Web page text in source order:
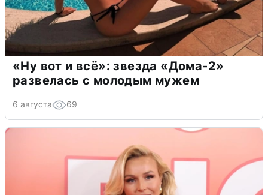
«Ну вот и всё»: звезда «Дома-2»
развелась с молодым мужем
6 августа 69